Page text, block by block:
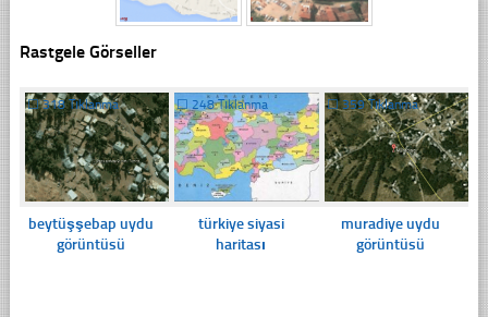
Rastgele Görseller
☐318 Tıklanma
beytüşşebap uydu
görüntüsü
☐ 248 Tıklanma
türkiye siyasi
haritası
☐ 359 Tıklanma
muradiye uydu
görüntüsü